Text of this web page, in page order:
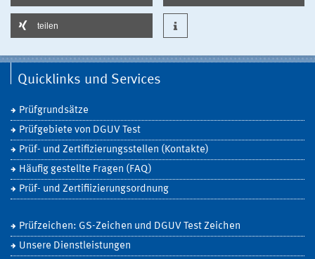
teilen
Quicklinks und Services
Prüfgrundsätze
Prüfgebiete von DGUV Test
Prüf- und Zertifizierungsstellen (Kontakte)
Häufig gestellte Fragen (FAQ)
Prüf- und Zertifiizierungsordnung
Prüfzeichen: GS-Zeichen und DGUV Test Zeichen
Unsere Dienstleistungen